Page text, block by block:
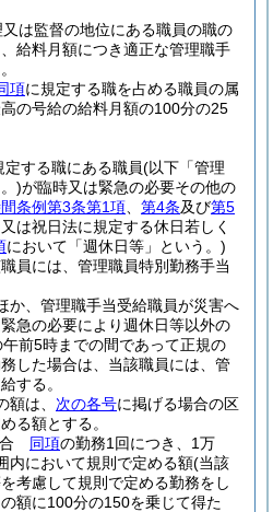
は監督の地位にある職員の職の
給料月額につき適正な管理職手
項に規定する職を占める職員の属
の号給の給料月額の100分の25
定する職にある職員(以下「管理
)が臨時又は緊急の必要その他の
条例第3条第1項 第4条及び第5
は祝日法に規定する休日若しく
において「週休日等」という。)
員には、管理職員特別勤務手当
か、管理職手当受給職員が災害へ
急の必要により週休日等以外の
前5時までの間であって正規の
した場合は、当該職員には、管
する。
は、 次の各号に掲げる場合の区
る額とする。
合 同項の勤務1回につき、1万
内において規則で定める額(当該
考慮して規則で定める勤務をし
額に100分の150を乗じて得た